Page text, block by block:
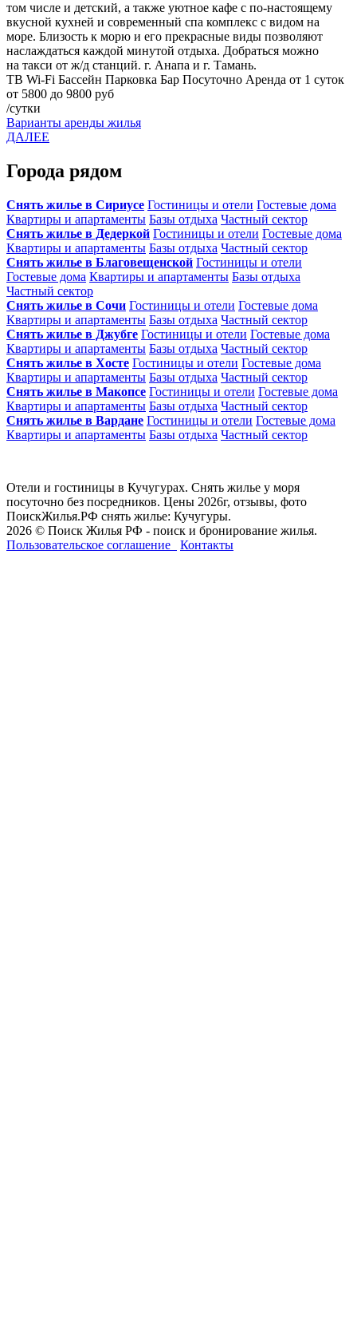
том числе и детский, а также уютное кафе с по-настоящему
вкусной кухней и современный спа комплекс с видом на
море. Близость к морю и его прекрасные виды позволяют
наслаждаться каждой минутой отдыха. Добраться можно
на такси от ж/д станций. г. Анапа и г. Тамань.
ТВ Wi-Fi Бассейн Парковка Бар Посуточно Аренда от 1 суток
от 5800 до 9800 руб
/сутки
Варианты аренды жилья
ДАЛЕЕ
Города рядом
Снять жилье в Сириусе Гостиницы и отели Гостевые дома
Квартиры и апартаменты Базы отдыха Частный сектор
Снять жилье в Дедеркой Гостиницы и отели Гостевые дома
Квартиры и апартаменты Базы отдыха Частный сектор
Снять жилье в Благовещенской Гостиницы и отели
Гостевые дома Квартиры и апартаменты Базы отдыха
Частный сектор
Снять жилье в Сочи Гостиницы и отели Гостевые дома
Квартиры и апартаменты Базы отдыха Частный сектор
Снять жилье в Джубге Гостиницы и отели Гостевые дома
Квартиры и апартаменты Базы отдыха Частный сектор
Снять жилье в Хосте Гостиницы и отели Гостевые дома
Квартиры и апартаменты Базы отдыха Частный сектор
Снять жилье в Макопсе Гостиницы и отели Гостевые дома
Квартиры и апартаменты Базы отдыха Частный сектор
Снять жилье в Вардане Гостиницы и отели Гостевые дома
Квартиры и апартаменты Базы отдыха Частный сектор
Отели и гостиницы в Кучугурах. Снять жилье у моря
посуточно без посредников. Цены 2026г, отзывы, фото
ПоискЖилья.РФ снять жилье: Кучугуры.
2026 © Поиск Жилья РФ - поиск и бронирование жилья.
Пользовательское соглашение
Контакты